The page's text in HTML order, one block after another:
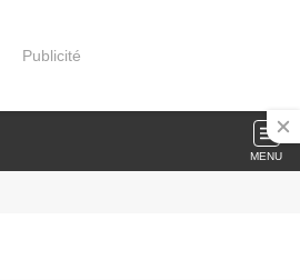
Publicité
MENU